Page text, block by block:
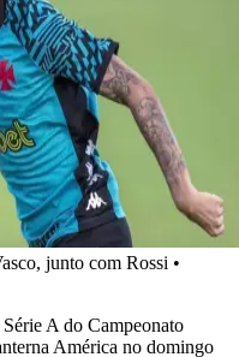
junto com Rossi •
A do Campeonato
América no domingo